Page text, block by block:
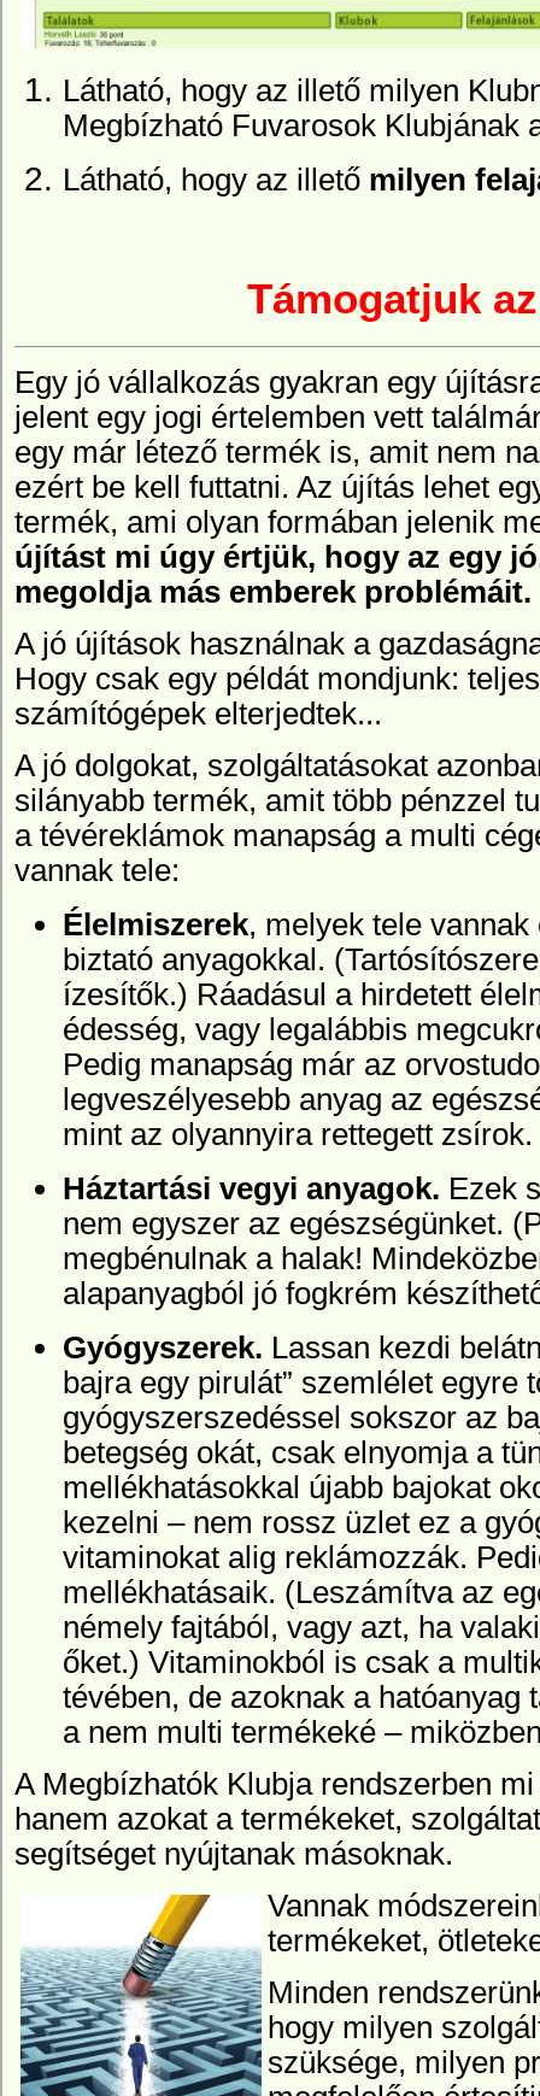
Látható, hogy az illető milyen
Megbízható Fuvarosok Klubjának
Látható, hogy az illető milyen
Támogatjuk
Egy jó vállalkozás gyakran egy
jelent egy jogi értelemben vett
egy már létező termék is, amit nem
ezért be kell futtatni. Az újítás lehet
termék, ami olyan formában jelenik
újítást mi úgy értjük, hogy az egy
megoldja más emberek problémáit.
A jó újítások használnak a
Hogy csak egy példát mondjunk:
számítógépek elterjedtek...
A jó dolgokat, szolgáltatásokat
silányabb termék, amit több pénzzel
a tévéreklámok manapság a multi
vannak tele:
Élelmiszerek, melyek tele
biztató anyagokkal.
ízesítők.) Ráadásul a hirdetett
édesség, vagy legalábbis
Pedig manapság már az
legveszélyesebb anyag az
mint az olyannyira rettegett zsírok.
Háztartási vegyi anyagok. Ezek
nem egyszer az egészségünket.
megbénulnak a halak!
alapanyagból jó fogkrém
Gyógyszerek. Lassan kezdi
bajra egy pirulát” szemlélet egyre
gyógyszerszedéssel sokszor az
betegség okát, csak elnyomja a
mellékhatásokkal újabb bajokat
kezelni – nem rossz üzlet ez a
vitaminokat alig reklámozzák.
mellékhatásaik. (Leszámítva az
némely fajtából, vagy azt, ha
őket.) Vitaminokból is csak a
tévében, de azoknak a hatóanyag
a nem multi termékeké –
A Megbízhatók Klubja rendszerben
hanem azokat a termékeket,
segítséget nyújtanak másoknak.
Vannak
termékeket,
Minden
hogy milyen
szüksége, milyen